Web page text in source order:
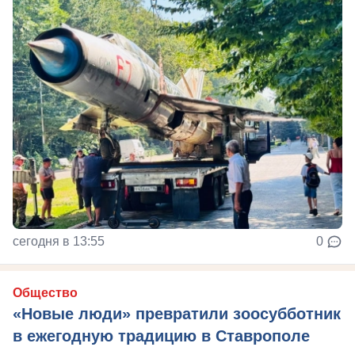
сегодня в 13:55 0
Общество
«Новые люди» превратили зоосубботник
в ежегодную традицию в Ставрополе